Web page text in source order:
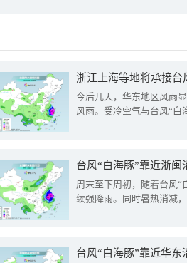
浙江上海等地将承接台
今后几天，华东地区风雨
风雨。受冷空气与台风“白
台风“白海豚”靠近浙
周末至下周初，随着台风“
续强降雨。同时暑热消减
台风“白海豚”靠近华